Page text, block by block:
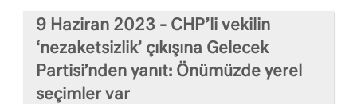
9 Haziran 2023 - CHP’li vekilin
‘nezaketsizlik’ çıkışına Gelecek
Partisi’nden yanıt: Önümüzde yerel
seçimler var